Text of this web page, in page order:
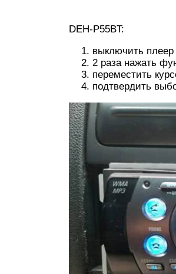
DEH-P55BT:
выключить
2 раза нажать
переместить
подтвердить